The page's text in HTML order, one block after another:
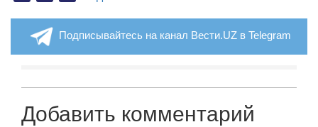
Подписывайтесь на канал Вести.UZ в Telegram
Добавить комментарий